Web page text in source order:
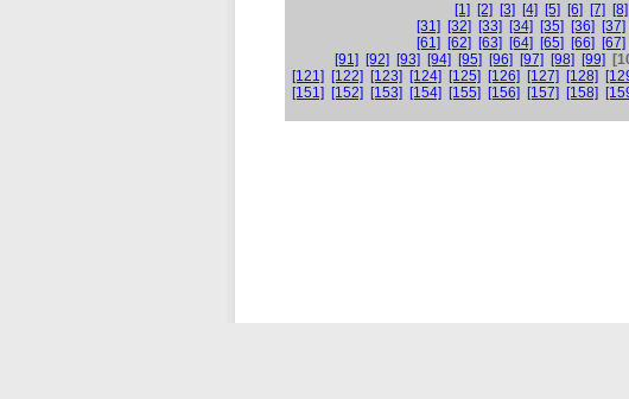
[1] [2] [3] [4] [5] [6] [7] [8]
[31]
[32] [33] [34] [35] [36] [37]
[61]
[62] [63] [64] [65] [66] [67]
[91]
[92] [93] [94] [95] [96] [97] [98] [99]
[121]
[122] [123] [124] [125] [126] [127] [128]
[151]
[152] [153] [154] [155] [156] [157] [158]